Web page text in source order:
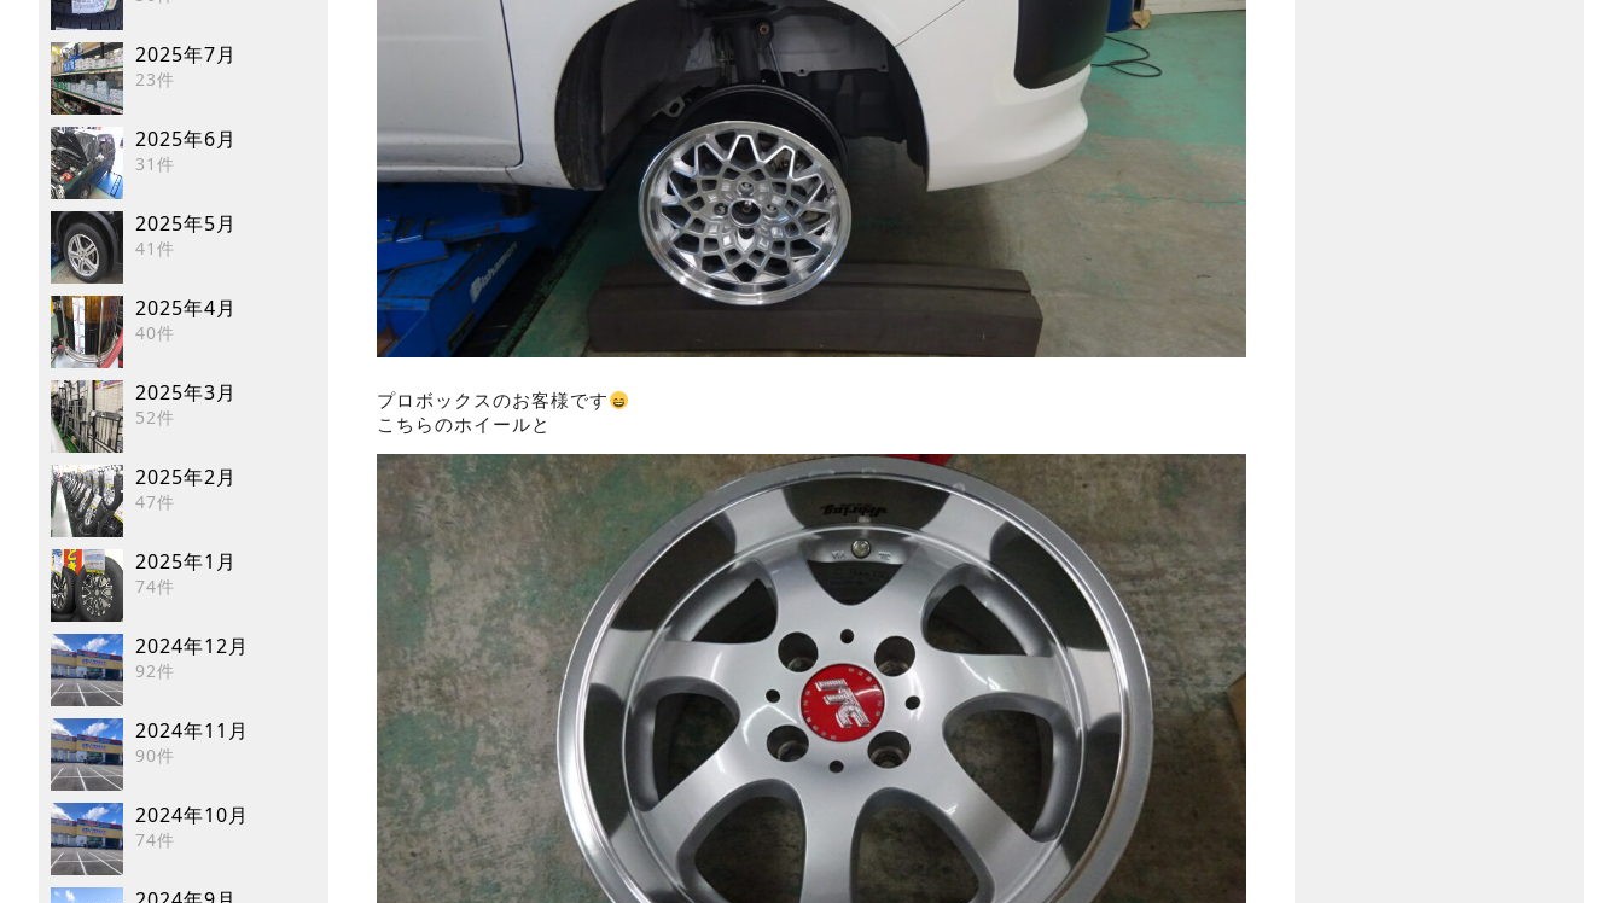
2025年7月
23件
2025年6月
31件
2025年5月
41件
2025年4月
40件
2025年3月
52件
2025年2月
47件
2025年1月
74件
2024年12月
92件
2024年11月
90件
2024年10月
74件
プロボックスのお客様です
こちらのホイールと